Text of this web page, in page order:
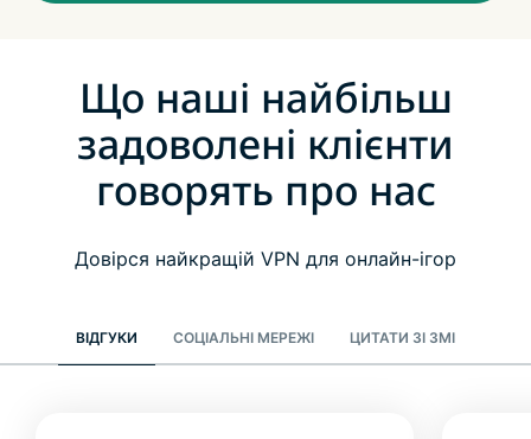
Що наші найбільш
задоволені клієнти
говорять про нас
Довірся найкращій VPN для онлайн-ігор
ВІДГУКИ СОЦІАЛЬНІ МЕРЕЖІ ЦИТАТИ ЗІ ЗМІ